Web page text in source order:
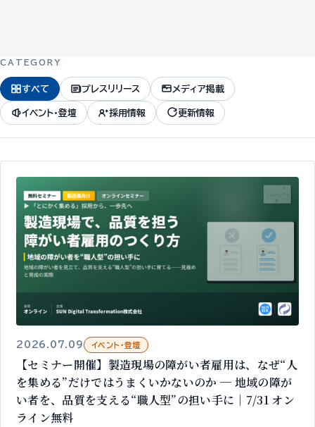
CATEGORY
すべて プレスリリース メディア掲載
イベント・登壇 採用情報 更新情報
2026.07.09 イベント・登壇
【セミナー開催】製造現場の障がい者雇用は、なぜ“人
を集める”だけではうまくいかないのか ─ 地域の障が
い者を、品質を支える“職人型”の担い手に｜7/31 オン
ライン無料